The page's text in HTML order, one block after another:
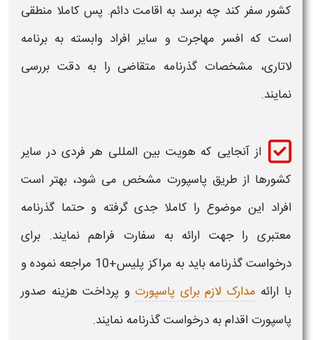
کشور سفر کند چه برسد به اقامت دائم. پس کاملا منطقی
است که افسر مهاجرت و سایر افراد وابسته به برنامه
لاتاری، مشخصات گذرنامه متقاضی را به دقت بررسی
نمایند.
از آنجایی که هویت بین المللی هر فردی در سایر
کشورها از طریق پاسپورت مشخص می شود، بهتر است
افراد این موضوع را کاملا جدی گرفته و حتما گذرنامه
معتبری را جهت ارائه به سفارت فراهم نمایند. برای
درخواست گذرنامه باید به مراکز پلیس+10 مراجعه نموده و
با ارائه مدارک لازم برای پاسپورت و پرداخت هزینه صدور
پاسپورت اقدام به درخواست گذرنامه نمایند.